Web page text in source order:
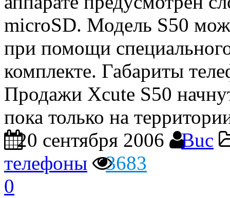
microSD. Модель S50
при помощи
комплекте. Габариты
Продажи Xcute S50
пока только на
20 сентября 2006
Buc
телефоны
3683
0